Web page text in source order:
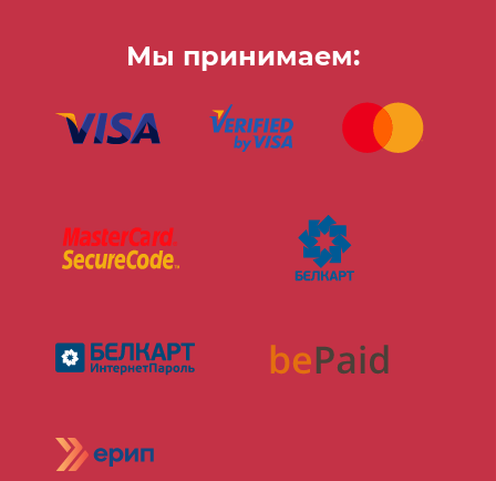
Мы принимаем: